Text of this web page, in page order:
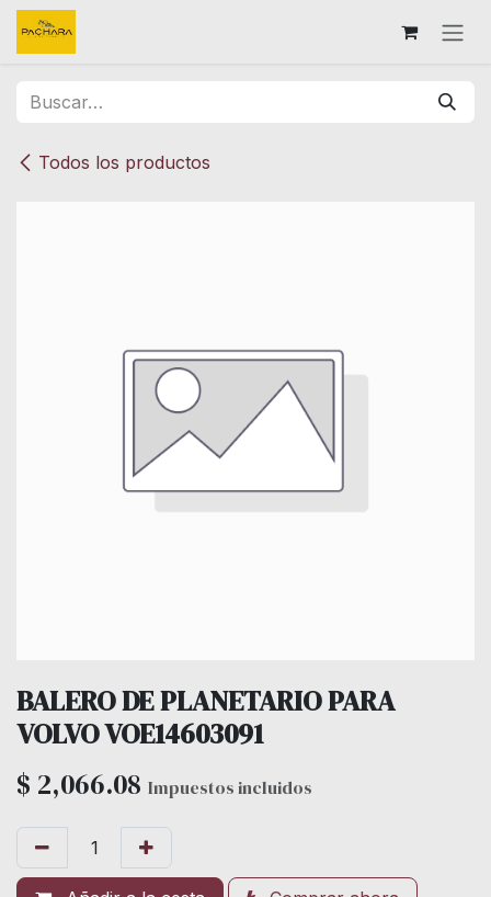
Ir al contenido
Todos los productos
BALERO DE PLANETARIO PARA
VOLVO VOE14603091
$ 2,066.08 Impuestos incluidos